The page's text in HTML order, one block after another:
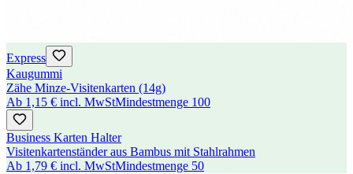
Express
Kaugummi
Zähe Minze-Visitenkarten (14g)
Ab 1,15 € incl. MwStMindestmenge 100
Business Karten Halter
Visitenkartenständer aus Bambus mit Stahlrahmen
Ab 1,79 € incl. MwStMindestmenge 50